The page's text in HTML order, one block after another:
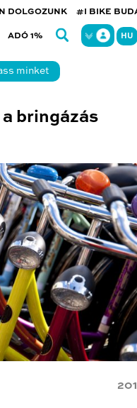
DOLGOZUNK #I BIKE
ADÓ 1% HU
minket
bringázás